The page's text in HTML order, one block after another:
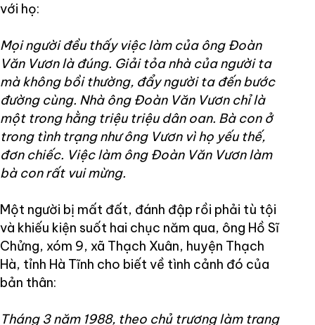
với họ:
Mọi người đều thấy việc làm của ông Đoàn
Văn Vươn là đúng. Giải tỏa nhà của người ta
mà không bồi thường, đẩy người ta đến bước
đường cùng. Nhà ông Đoàn Văn Vươn chỉ là
một trong hằng triệu triệu dân oan. Bà con ở
trong tình trạng như ông Vươn vì họ yếu thế,
đơn chiếc. Việc làm ông Đoàn Văn Vươn làm
bà con rất vui mừng.
Một người bị mất đất, đánh đập rồi phải tù tội
và khiếu kiện suốt hai chục năm qua, ông Hồ Sĩ
Chửng, xóm 9, xã Thạch Xuân, huyện Thạch
Hà, tỉnh Hà Tĩnh cho biết về tình cảnh đó của
bản thân:
Tháng 3 năm 1988, theo chủ trương làm trang